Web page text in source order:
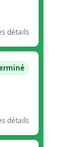
détails
détails